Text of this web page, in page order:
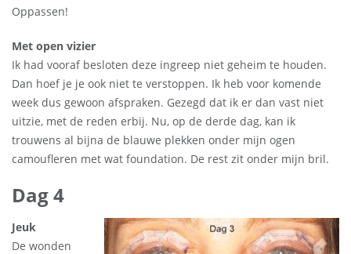
Oppassen!
Met open vizier
Ik had vooraf besloten deze ingreep niet geheim te houden.
Dan hoef je je ook niet te verstoppen. Ik heb voor komende
week dus gewoon afspraken. Gezegd dat ik er dan vast niet
uitzie, met de reden erbij. Nu, op de derde dag, kan ik
trouwens al bijna de blauwe plekken onder mijn ogen
camoufleren met wat foundation. De rest zit onder mijn bril.
Dag 4
Jeuk
De wonden